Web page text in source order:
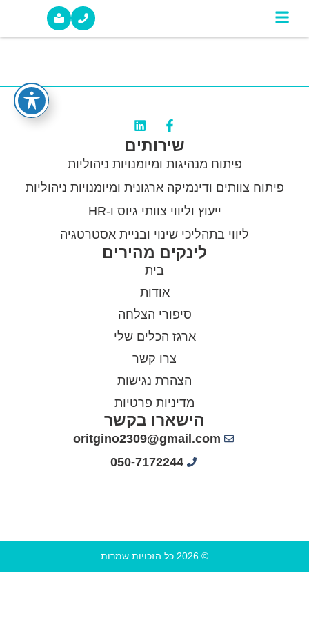
שירותים
פיתוח מנהיגות ומיומנויות ניהוליות
פיתוח צוותים ודינמיקה ארגונית ומיומנויות ניהוליות
ייעוץ וליווי צוותי גיוס ו-HR
ליווי בתהליכי שינוי ובניית אסטרטגיה
לינקים מהירים
בית
אודות
סיפורי הצלחה
ארגז הכלים שלי
צרו קשר
הצהרת נגישות
מדיניות פרטיות
הישארו בקשר
oritgino2309@gmail.com
050-7172244
© 2026 כל הזכויות שמרות